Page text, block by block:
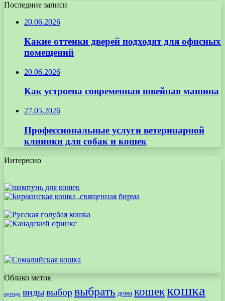
Последние записи
20.06.2026
Какие оттенки дверей подходят для офисных
помещений
20.06.2026
Как устроена современная швейная машина
27.05.2026
Профессиональные услуги ветеринарной
клиники для собак и кошек
Интересно
Облако меток
аренда видывыборвыбрать дома кошеккошка